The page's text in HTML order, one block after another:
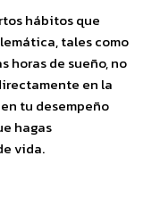
hábitos que
tales como
horas de sueño, no
en la
tu desempeño
hagas
vida.